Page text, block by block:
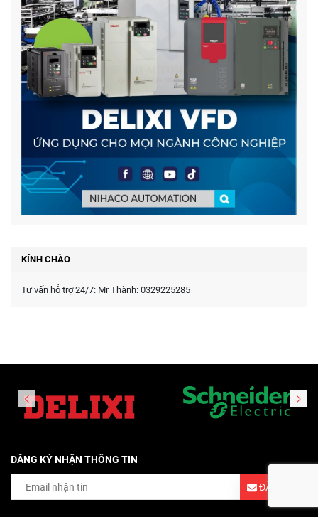
KÍNH CHÀO
Tư vấn hỗ trợ 24/7: Mr Thành: 0329225285
ĐĂNG KÝ NHẬN THÔNG TIN
ĐĂNG KÝ